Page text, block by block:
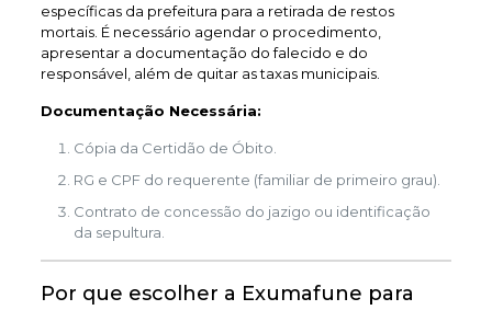
específicas da prefeitura para a retirada de restos
mortais. É necessário agendar o procedimento,
apresentar a documentação do falecido e do
responsável, além de quitar as taxas municipais.
Documentação Necessária:
Cópia da Certidão de Óbito.
RG e CPF do requerente (familiar de primeiro grau).
Contrato de concessão do jazigo ou identificação
da sepultura.
Por que escolher a Exumafune para